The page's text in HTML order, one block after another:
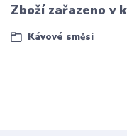
Zboží zařazeno v
Kávové směsi